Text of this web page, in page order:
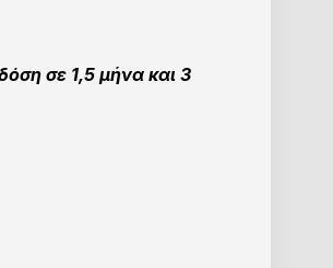
σε 1,5 μήνα και 3